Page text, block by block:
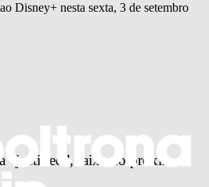
Disney+ nesta sexta, 3 de setembro
“justified”, faixa do próximo